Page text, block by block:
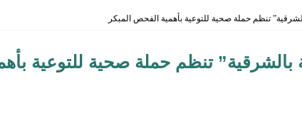
منتجات قهوة وشوكولاتة مضاف إليها الجينسنغ
حوثية
تنظم حملة صحية للتوعية بأهمية الفحص المبكر
تنظم حملة صحية للتوعية